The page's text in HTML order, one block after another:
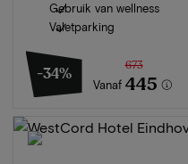
Gebruik van wellness
Valetparking
-34%
Vanaf
673
445